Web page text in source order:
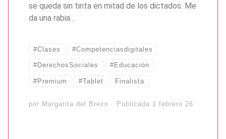
se queda sin tinta en mitad de los dictados. Me
da una rabia…
#Clases #Competenciasdigitales
#DerechosSociales #Educación
#Premium #Tablet Finalista
por Margarita del Brezo Publicada 1 febrero 26